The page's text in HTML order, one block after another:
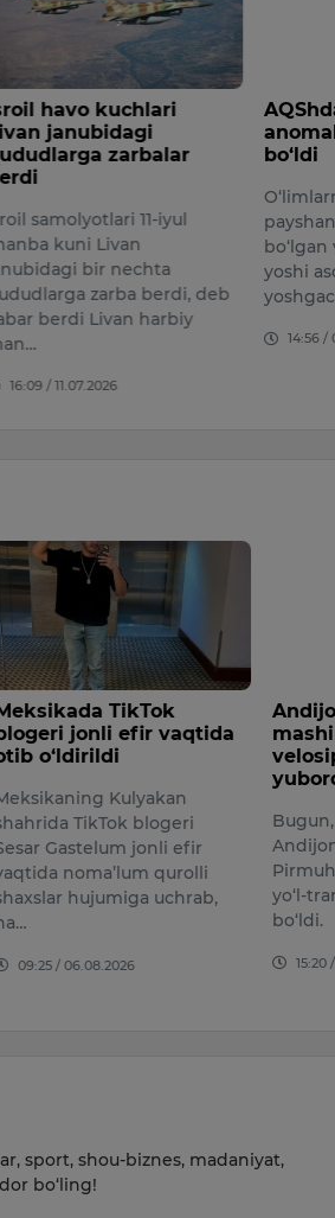
havo kuchlari
janubidagi
zarbalar
samolyotlari 11-iyul
kuni Livan
bir nechta
zarba berdi, deb
berdi Livan harbiy
16:09 / 11.07.2026
bo‘ldi
bo‘lgan
yoshi
14:56 /
TikTok
jonli efir vaqtida
o‘ldirildi
Kulyakan
TikTok blogeri
Gastelum jonli efir
noma’lum qurolli
hujumiga uchrab,
09:25 / 06.08.2026
Bugun,
yo‘l-
bo‘ldi.
15:20 /
sport, shou-biznes, madaniyat,
bo‘ling!